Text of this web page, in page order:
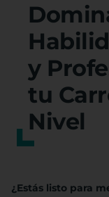
y
tu
Nivel
¿Estás listo para